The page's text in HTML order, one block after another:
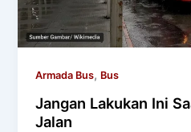
Armada Bus, Bus
Jangan Lakukan Ini
Jalan